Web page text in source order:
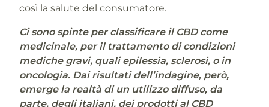
così la salute del consumatore.
Ci sono spinte per classificare il CBD come
medicinale, per il trattamento di condizioni
mediche gravi, quali epilessia, sclerosi, o in
oncologia. Dai risultati dell’indagine, però,
emerge la realtà di un utilizzo diffuso, da
parte, degli italiani, dei prodotti al CBD